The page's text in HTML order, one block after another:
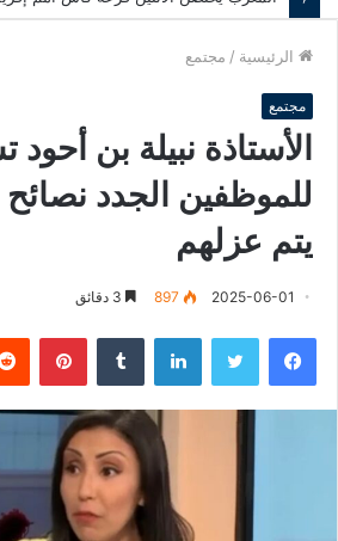
الرئيسية / مجتمع
مجتمع
الأستاذة نبيلة بن
للموظفين الجدد
يتم عزلهم
2025-06-01
897
فيسبوك لينكدإن بينتيريست